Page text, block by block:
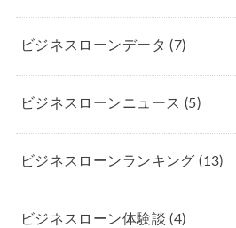
ビジネスローンデータ(7)
ビジネスローンニュース (5)
ビジネスローンランキング(13)
ビジネスローン体験談(4)